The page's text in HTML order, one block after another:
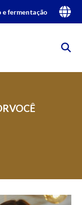
e fermentação